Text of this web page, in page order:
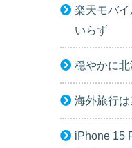
楽天モバ
いらず
穏やかに
海外旅行
iPhone 15